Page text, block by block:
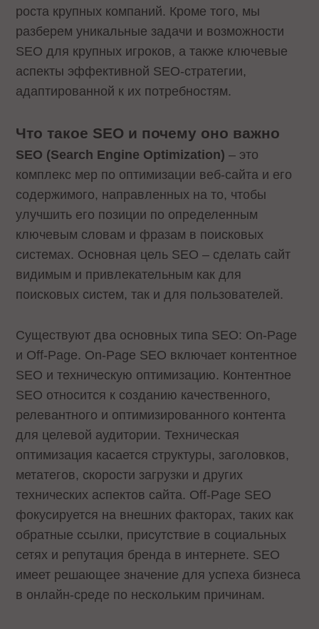
роста крупных компаний. Кроме того, мы
разберем уникальные задачи и возможности
SEO для крупных игроков, а также ключевые
аспекты эффективной SEO-стратегии,
адаптированной к их потребностям.
Что такое SEO и почему оно важно
SEO (Search Engine Optimization) – это
комплекс мер по оптимизации веб-сайта и его
содержимого, направленных на то, чтобы
улучшить его позиции по определенным
ключевым словам и фразам в поисковых
системах. Основная цель SEO – сделать сайт
видимым и привлекательным как для
поисковых систем, так и для пользователей.
Существуют два основных типа SEO: On-Page
и Off-Page. On-Page SEO включает контентное
SEO и техническую оптимизацию. Контентное
SEO относится к созданию качественного,
релевантного и оптимизированного контента
для целевой аудитории. Техническая
оптимизация касается структуры, заголовков,
метатегов, скорости загрузки и других
технических аспектов сайта. Off-Page SEO
фокусируется на внешних факторах, таких как
обратные ссылки, присутствие в социальных
сетях и репутация бренда в интернете. SEO
имеет решающее значение для успеха бизнеса
в онлайн-среде по нескольким причинам.